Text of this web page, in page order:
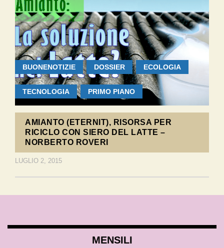
BUONENOTIZIE DOSSIER ECOLOGIA
TECNOLOGIA PRIMO PIANO
AMIANTO (ETERNIT), RISORSA PER
RICICLO CON SIERO DEL LATTE –
NORBERTO ROVERI
LUGLIO 2, 2015
MENSILI